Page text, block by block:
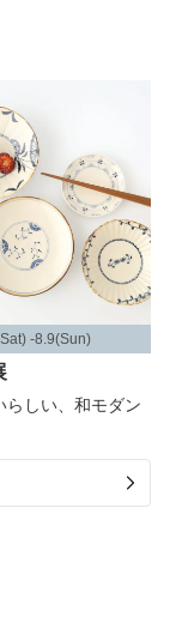
-8.9(Sun)
らしい、和モダン